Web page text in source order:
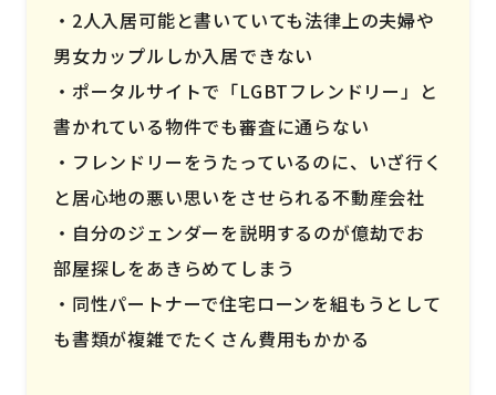
2人入居可能と書いていても法律上の夫婦や
男女カップルしか入居できない
ポータルサイトで「LGBTフレンドリー」と
書かれている物件でも審査に通らない
フレンドリーをうたっているのに、いざ行く
と居心地の悪い思いをさせられる不動産会社
自分のジェンダーを説明するのが億劫でお
部屋探しをあきらめてしまう
同性パートナーで住宅ローンを組もうとして
も書類が複雑でたくさん費用もかかる